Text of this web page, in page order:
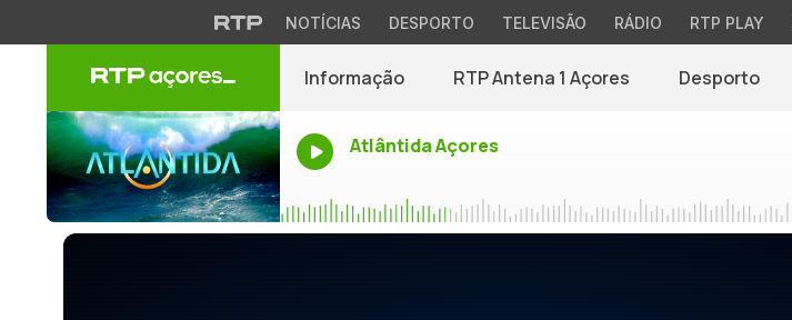
NOTÍCIAS DESPORTO TELEVISÃO RÁDIO RTP PLAY
Informação RTP Antena 1 Açores Desporto
Atlântida Açores